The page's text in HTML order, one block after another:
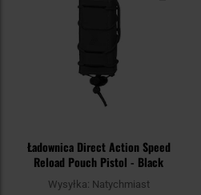
Ładownica Direct Action Speed
Reload Pouch Pistol - Black
Wysyłka: Natychmiast